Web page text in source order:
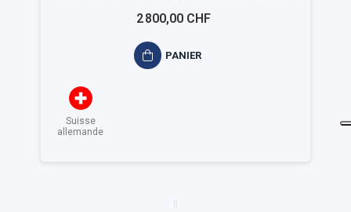
Kantonen
2 800,00 CHF
PANIER
Suisse
allemande